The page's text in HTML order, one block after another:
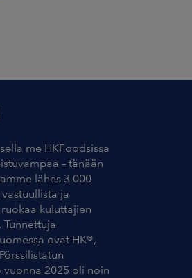
me HKFoodsissa
– tänään
lähes 3 000
ja
kuluttajien
ovat HK®,
2025 oli noin